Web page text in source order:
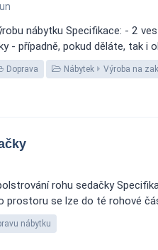
nábytku Specifikace: - 2
- případně, pokud děláte, tak i
Doprava Nábytek Výroba na
rohu sedačky
se lze do té rohové
nábytku